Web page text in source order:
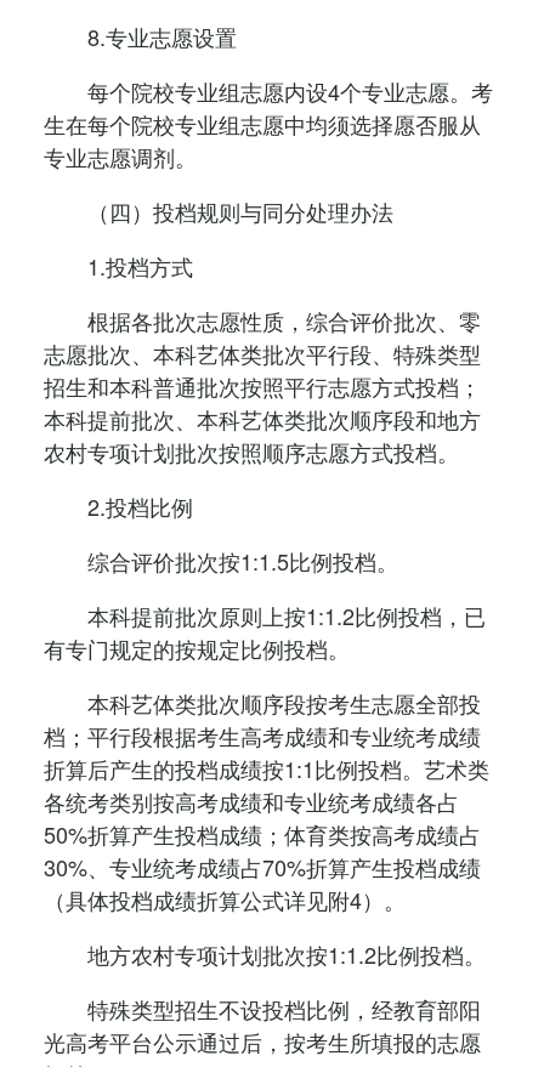
8.专业志愿设置
每个院校专业组志愿内设4个专业志愿。考
生在每个院校专业组志愿中均须选择愿否服从
专业志愿调剂。
（四）投档规则与同分处理办法
1.投档方式
根据各批次志愿性质，综合评价批次、零
志愿批次、本科艺体类批次平行段、特殊类型
招生和本科普通批次按照平行志愿方式投档；
本科提前批次、本科艺体类批次顺序段和地方
农村专项计划批次按照顺序志愿方式投档。
2.投档比例
综合评价批次按1:1.5比例投档。
本科提前批次原则上按1:1.2比例投档，已
有专门规定的按规定比例投档。
本科艺体类批次顺序段按考生志愿全部投
档；平行段根据考生高考成绩和专业统考成绩
折算后产生的投档成绩按1:1比例投档。艺术类
各统考类别按高考成绩和专业统考成绩各占
50%折算产生投档成绩；体育类按高考成绩占
30%、专业统考成绩占70%折算产生投档成绩
（具体投档成绩折算公式详见附4）。
地方农村专项计划批次按1:1.2比例投档。
特殊类型招生不设投档比例，经教育部阳
光高考平台公示通过后，按考生所填报的志愿